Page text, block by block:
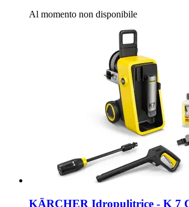
Al momento non disponibile
KÄRCHER Idropulitrice -​ K 7